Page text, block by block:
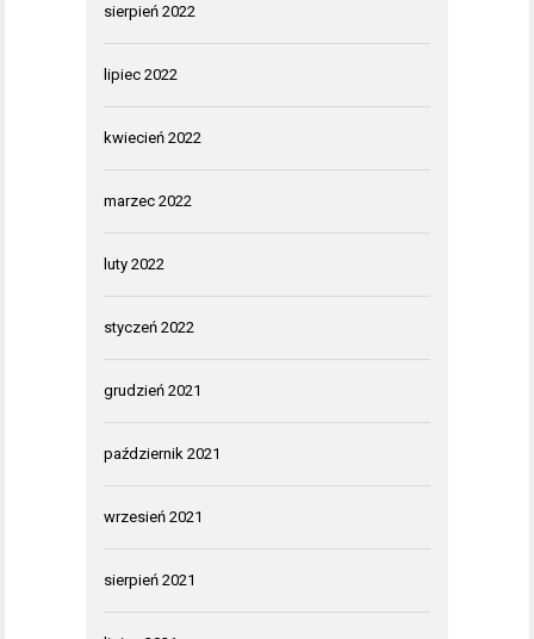
sierpień 2022
lipiec 2022
kwiecień 2022
marzec 2022
luty 2022
styczeń 2022
grudzień 2021
październik 2021
wrzesień 2021
sierpień 2021